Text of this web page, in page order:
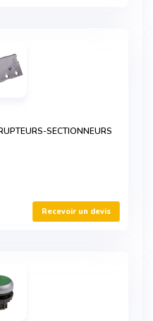
SECTIONNEURS
Recevoir un devis